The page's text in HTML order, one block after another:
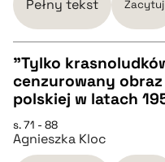
pobierz cytat
Pełny tekst Zacytuj
CZYSTY TEKST
pobierz cytat
"Tylko
cenzurowany
polskiej w latach
s. 71 - 88
Agnieszka Kloc